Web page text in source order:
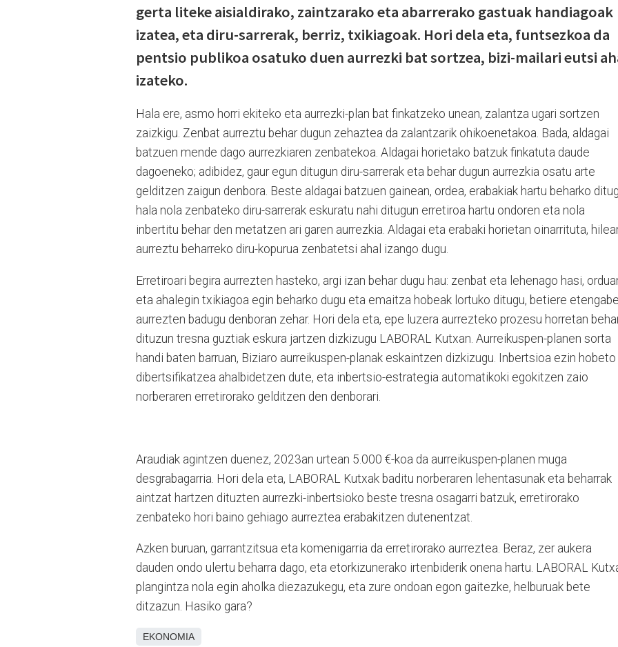
gerta liteke aisialdirako, zaintzarako eta abarrerako gastuak handiagoak
izatea, eta diru-sarrerak, berriz, txikiagoak. Hori dela eta, funtsezkoa da
pentsio publikoa osatuko duen aurrezki bat sortzea, bizi-mailari eutsi
izateko.
Hala ere, asmo horri ekiteko eta aurrezki-plan bat finkatzeko unean, zalantza ugari sortzen
zaizkigu. Zenbat aurreztu behar dugun zehaztea da zalantzarik ohikoenetakoa. Bada, aldagai
batzuen mende dago aurrezkiaren zenbatekoa. Aldagai horietako batzuk finkatuta daude
dagoeneko; adibidez, gaur egun ditugun diru-sarrerak eta behar dugun aurrezkia osatu arte
gelditzen zaigun denbora. Beste aldagai batzuen gainean, ordea, erabakiak hartu beharko
hala nola zenbateko diru-sarrerak eskuratu nahi ditugun erretiroa hartu ondoren eta nola
inbertitu behar den metatzen ari garen aurrezkia. Aldagai eta erabaki horietan oinarrituta,
aurreztu beharreko diru-kopurua zenbatetsi ahal izango dugu.
Erretiroari begira aurrezten hasteko, argi izan behar dugu hau: zenbat eta lehenago hasi,
eta ahalegin txikiagoa egin beharko dugu eta emaitza hobeak lortuko ditugu, betiere
aurrezten badugu denboran zehar. Hori dela eta, epe luzera aurrezteko prozesu horretan
dituzun tresna guztiak eskura jartzen dizkizugu LABORAL Kutxan. Aurreikuspen-planen sorta
handi baten barruan, Biziaro aurreikuspen-planak eskaintzen dizkizugu. Inbertsioa ezin hobeto
dibertsifikatzea ahalbidetzen dute, eta inbertsio-estrategia automatikoki egokitzen zaio
norberaren erretirorako gelditzen den denborari.
Araudiak agintzen duenez, 2023an urtean 5.000 €-koa da aurreikuspen-planen muga
desgrabagarria. Hori dela eta, LABORAL Kutxak baditu norberaren lehentasunak eta beharrak
aintzat hartzen dituzten aurrezki-inbertsioko beste tresna osagarri batzuk, erretirorako
zenbateko hori baino gehiago aurreztea erabakitzen dutenentzat.
Azken buruan, garrantzitsua eta komenigarria da erretirorako aurreztea. Beraz, zer aukera
dauden ondo ulertu beharra dago, eta etorkizunerako irtenbiderik onena hartu. LABORAL
plangintza nola egin aholka diezazukegu, eta zure ondoan egon gaitezke, helburuak bete
ditzazun. Hasiko gara?
EKONOMIA